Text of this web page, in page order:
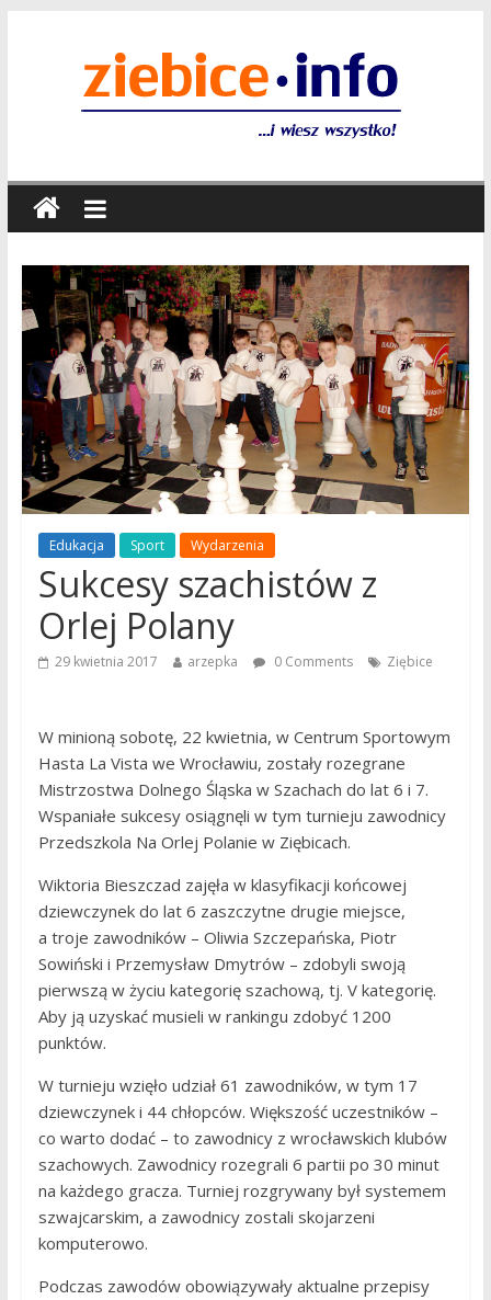
Edukacja Sport Wydarzenia
Sukcesy szachistów z
Orlej Polany
29 kwietnia 2017 arzepka 0 Comments Ziębice
W minioną sobotę, 22 kwietnia, w Centrum Sportowym
Hasta La Vista we Wrocławiu, zostały rozegrane
Mistrzostwa Dolnego Śląska w Szachach do lat 6 i 7.
Wspaniałe sukcesy osiągnęli w tym turnieju zawodnicy
Przedszkola Na Orlej Polanie w Ziębicach.
Wiktoria Bieszczad zajęła w klasyfikacji końcowej
dziewczynek do lat 6 zaszczytne drugie miejsce,
a troje zawodników – Oliwia Szczepańska, Piotr
Sowiński i Przemysław Dmytrów – zdobyli swoją
pierwszą w życiu kategorię szachową, tj. V kategorię.
Aby ją uzyskać musieli w rankingu zdobyć 1200
punktów.
W turnieju wzięło udział 61 zawodników, w tym 17
dziewczynek i 44 chłopców. Większość uczestników –
co warto dodać – to zawodnicy z wrocławskich klubów
szachowych. Zawodnicy rozegrali 6 partii po 30 minut
na każdego gracza. Turniej rozgrywany był systemem
szwajcarskim, a zawodnicy zostali skojarzeni
komputerowo.
Podczas zawodów obowiązywały aktualne przepisy